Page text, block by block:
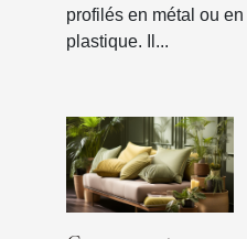
profilés en métal ou en
plastique. Il...